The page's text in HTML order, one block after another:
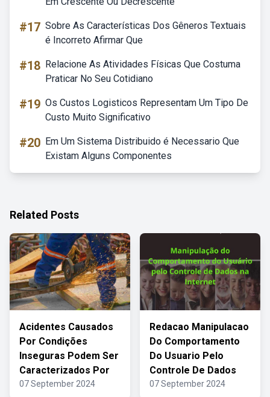
#17 Sobre As Características Dos Gêneros Textuais
é Incorreto Afirmar Que
#18 Relacione As Atividades Físicas Que Costuma
Praticar No Seu Cotidiano
#19 Os Custos Logisticos Representam Um Tipo De
Custo Muito Significativo
#20 Em Um Sistema Distribuido é Necessario Que
Existam Alguns Componentes
Related Posts
Acidentes Causados
Por Condições
Inseguras Podem Ser
Caracterizados Por
07 September 2024
Redacao Manipulacao
Do Comportamento
Do Usuario Pelo
Controle De Dados
07 September 2024